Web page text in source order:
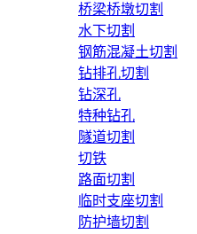
桥梁桥墩切割
水下切割
钢筋混凝土切割
钻排孔切割
钻深孔
特种钻孔
隧道切割
切铁
路面切割
临时支座切割
防护墙切割